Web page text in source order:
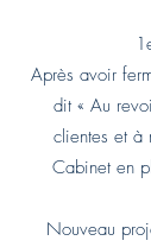
Après avoir
dit « Au
clientes et à
Cabinet en
Nouveau